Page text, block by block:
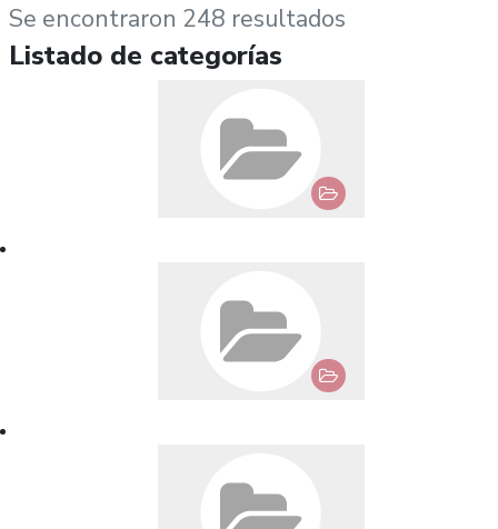
Se encontraron 248 resultados
Listado de categorías